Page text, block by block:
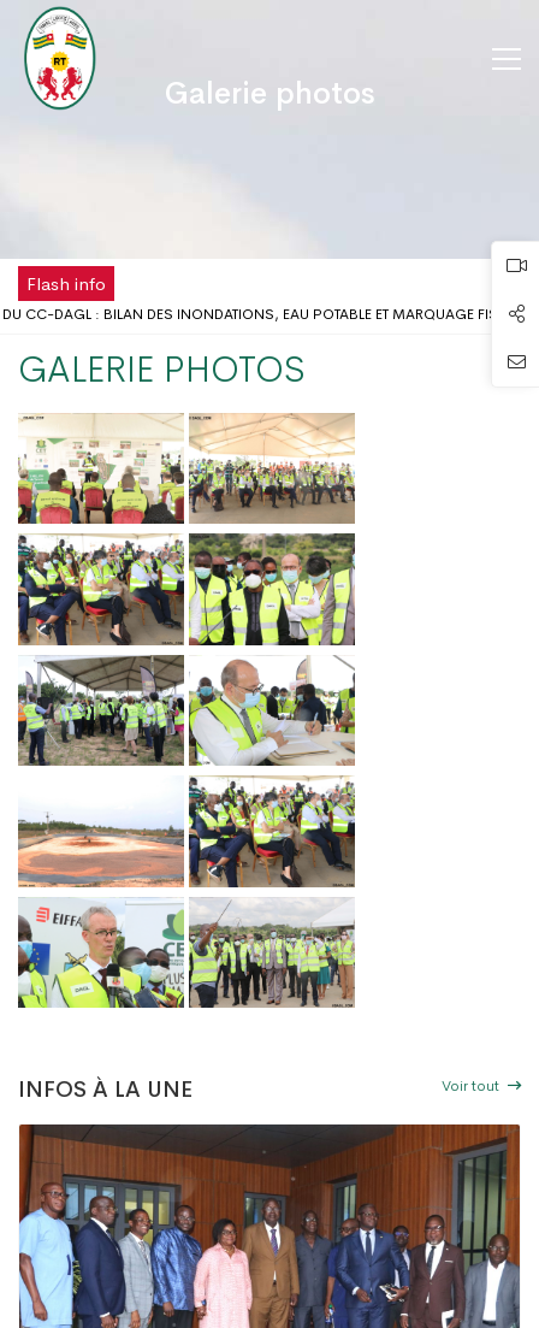
Galerie photos
Flash info
CC-DAGL : BILAN DES INONDATIONS, EAU POTABLE ET MARQUAGE FISCAL
DISPOSE DÉSORMAIS D'UNE ANTENNE RÉGIONALE DE LA CHAMBRE DE
PROBLÈMES D’INONDATIONS DANS LE GRAND LOMÉ : L’ENTRÉE EN SCÈNE
DU DISTRICT AUTONOME DU GRAND LOMÉ A TENU SA 2ÈME
RISQUES D’INONDATION DANS LE GRAND LOMÉ : VERS UNE SYNERGIE
DU DAGL A PRIS PART AU LANCEMENT DE LA CAMPAGNE DE VACCINATION
TOGO PROPRE » : LE DAGL SUPPRIME UN DÉPOTOIR SAUVAGE DANS LA
DU PEUL III : DES ÉQUIPEMENTS SPORTIFS OFFERTS AUX COMMUNES DU
GALERIE PHOTOS
INFOS À LA UNE Voir tout